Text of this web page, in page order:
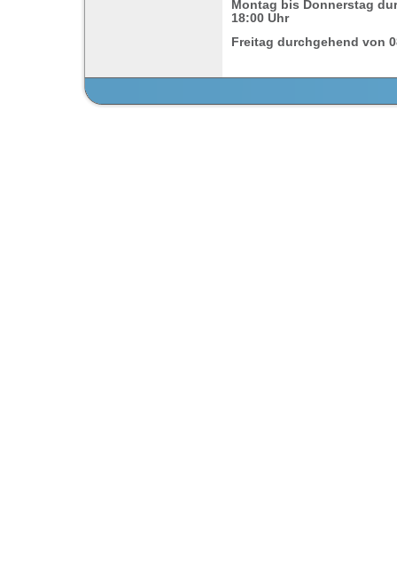
Montag bis Donnerstag
18:00 Uhr
Freitag durchgehend von